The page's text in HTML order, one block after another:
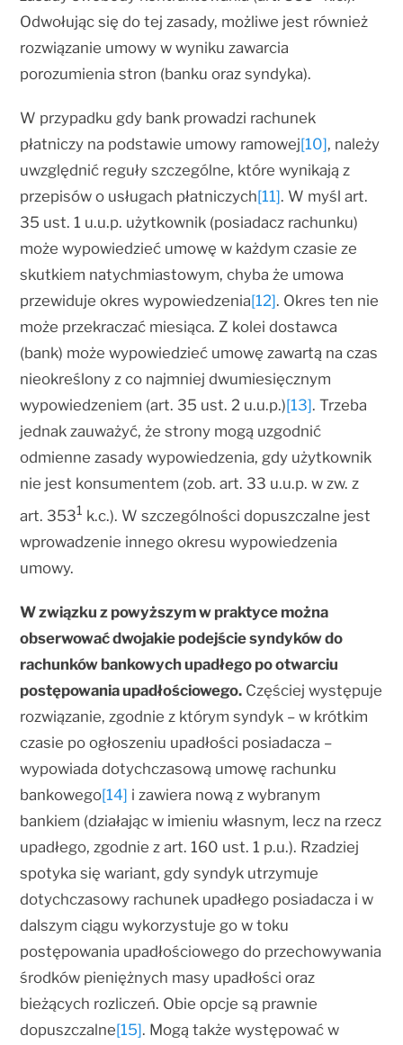
Odwołując się do tej zasady, możliwe jest również
rozwiązanie umowy w wyniku zawarcia
porozumienia stron (banku oraz syndyka).
W przypadku gdy bank prowadzi rachunek
płatniczy na podstawie umowy ramowej[10], należy
uwzględnić reguły szczególne, które wynikają z
przepisów o usługach płatniczych[11]. W myśl art.
35 ust. 1 u.u.p. użytkownik (posiadacz rachunku)
może wypowiedzieć umowę w każdym czasie ze
skutkiem natychmiastowym, chyba że umowa
przewiduje okres wypowiedzenia[12]. Okres ten nie
może przekraczać miesiąca. Z kolei dostawca
(bank) może wypowiedzieć umowę zawartą na czas
nieokreślony z co najmniej dwumiesięcznym
wypowiedzeniem (art. 35 ust. 2 u.u.p.)[13]. Trzeba
jednak zauważyć, że strony mogą uzgodnić
odmienne zasady wypowiedzenia, gdy użytkownik
nie jest konsumentem (zob. art. 33 u.u.p. w zw. z
art. 3531 k.c.). W szczególności dopuszczalne jest
wprowadzenie innego okresu wypowiedzenia
umowy.
W związku z powyższym w praktyce można
obserwować dwojakie podejście syndyków do
rachunków bankowych upadłego po otwarciu
postępowania upadłościowego. Częściej występuje
rozwiązanie, zgodnie z którym syndyk – w krótkim
czasie po ogłoszeniu upadłości posiadacza –
wypowiada dotychczasową umowę rachunku
bankowego[14] i zawiera nową z wybranym
bankiem (działając w imieniu własnym, lecz na rzecz
upadłego, zgodnie z art. 160 ust. 1 p.u.). Rzadziej
spotyka się wariant, gdy syndyk utrzymuje
dotychczasowy rachunek upadłego posiadacza i w
dalszym ciągu wykorzystuje go w toku
postępowania upadłościowego do przechowywania
środków pieniężnych masy upadłości oraz
bieżących rozliczeń. Obie opcje są prawnie
dopuszczalne[15]. Mogą także występować w